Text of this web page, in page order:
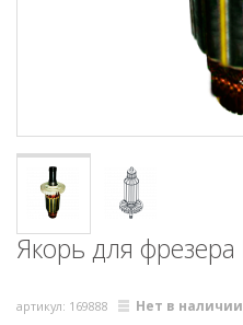
Якорь для
артикул: 169888 Нет в наличии